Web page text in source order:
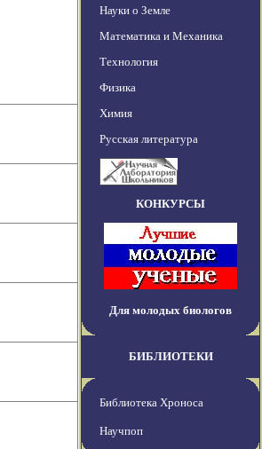
Науки о Земле
Математика и Механика
Технология
Физика
Химия
Русская литература
КОНКУРСЫ
Для молодых биологов
БИБЛИОТЕКИ
Библиотека Хроноса
Научпоп